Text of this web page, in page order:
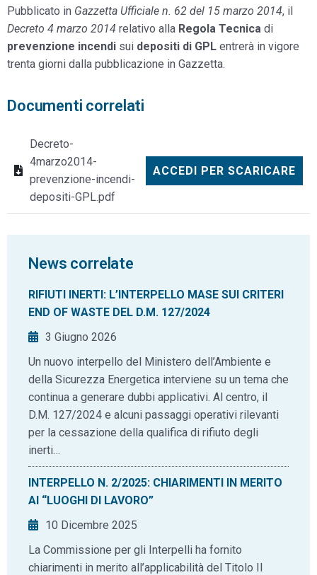
Pubblicato in Gazzetta Ufficiale n. 62 del 15 marzo 2014, il
Decreto 4 marzo 2014 relativo alla Regola Tecnica di
prevenzione incendi sui depositi di GPL entrerà in vigore
trenta giorni dalla pubblicazione in Gazzetta.
Documenti correlati
Decreto-
4marzo2014-
prevenzione-incendi-
depositi-GPL.pdf
ACCEDI PER SCARICARE
News correlate
RIFIUTI INERTI: L’INTERPELLO MASE SUI CRITERI
END OF WASTE DEL D.M. 127/2024
3 Giugno 2026
Un nuovo interpello del Ministero dell’Ambiente e
della Sicurezza Energetica interviene su un tema che
continua a generare dubbi applicativi. Al centro, il
D.M. 127/2024 e alcuni passaggi operativi rilevanti
per la cessazione della qualifica di rifiuto degli
inerti…
INTERPELLO N. 2/2025: CHIARIMENTI IN MERITO
AI “LUOGHI DI LAVORO”
10 Dicembre 2025
La Commissione per gli Interpelli ha fornito
chiarimenti in merito all’applicabilità del Titolo II